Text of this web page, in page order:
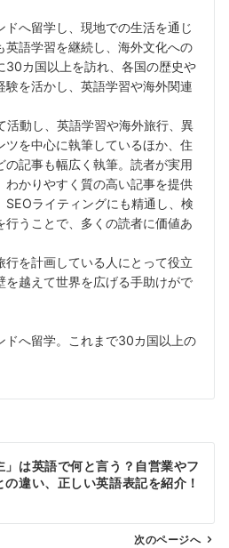
ドへ留学し、現地での生活を通じ
英語学習を継続し、海外文化への
30カ国以上を訪れ、各国の歴史や
験を活かし、英語学習や海外関連
活動し、英語学習や海外旅行、異
を中心に執筆しているほか、住
記事も幅広く執筆。読者が実用
わかりやすく質の高い記事を提供
ライティングにも精通し、検
うことで、多くの読者に価値あ
を計画している人にとって役立
を越えて世界を広げる手助けがで
ドへ留学。これまで30カ国以上の
」は英語で何と言う？自営業やフ
の違い、正しい英語表記を紹介！
次のページへ